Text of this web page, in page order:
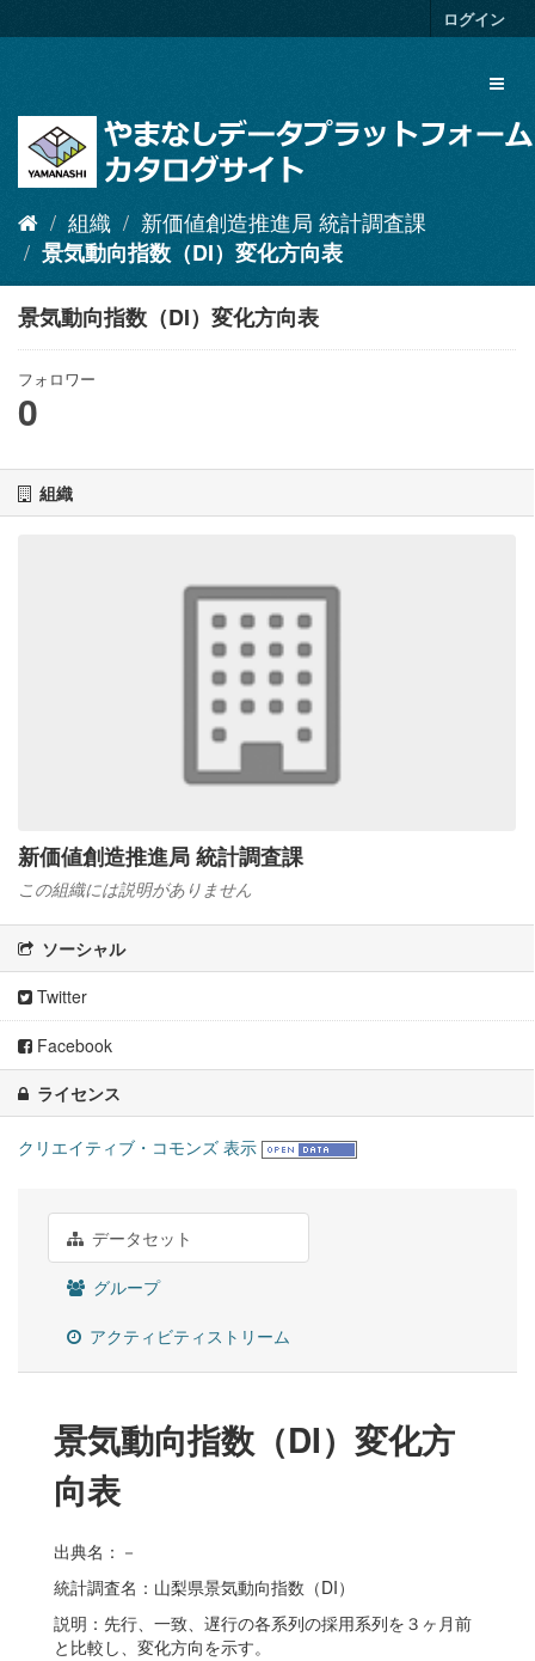
キ
ログイン
組織
新価値創造推進局 統計調査課
景気動向指数（DI）変化方向表
景気動向指数（DI）変化方向表
フォロワー
0
組織
新価値創造推進局 統計調査課
この組織には説明がありません
ソーシャル
Twitter
Facebook
ライセンス
クリエイティブ・コモンズ 表示
データセット
グループ
アクティビティストリーム
景気動向指数（DI）変化方
向表
出典名：－
統計調査名：山梨県景気動向指数（DI）
説明：先行、一致、遅行の各系列の採用系列を３ヶ月前
と比較し、変化方向を示す。